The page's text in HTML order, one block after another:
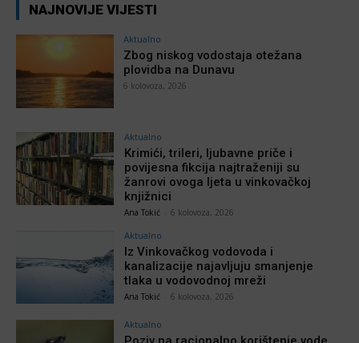
NAJNOVIJE VIJESTI
Aktualno
Zbog niskog vodostaja otežana
plovidba na Dunavu
6 kolovoza, 2026
Aktualno
Krimići, trileri, ljubavne priče i
povijesna fikcija najtraženiji su
žanrovi ovoga ljeta u vinkovačkoj
knjižnici
Ana Tokić 6 kolovoza, 2026
Aktualno
Iz Vinkovačkog vodovoda i
kanalizacije najavljuju smanjenje
tlaka u vodovodnoj mreži
Ana Tokić 6 kolovoza, 2026
Aktualno